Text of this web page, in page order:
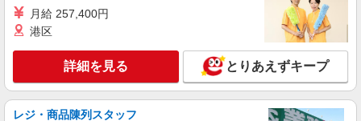
派遣社員
株式会社シエロ
【ソフトバンク】の店舗スタッフ
時給1600円〜1700円（経験・能力による） ※
残業代支給 ★交通費別途支給（規定あり） ゜
+゜・。○。・゜+゜・。○。・゜+゜ 入社祝い金10
万円支給(規定有) お友達を紹介頂くと, インセンテ
愛知県安城市のsoftbankショップ
月給 257,400円
港区
詳細を見る とりあえずキープ
レジ・商品陳列スタッフ